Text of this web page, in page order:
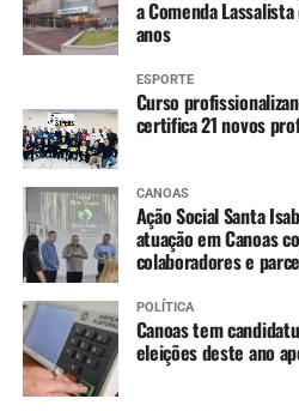
a Comenda
anos
ESPORTE
Curso
certifica 21 novos
CANOAS
Ação Social Santa
atuação em Canoas
colaboradores e
POLÍTICA
Canoas tem
eleições deste ano